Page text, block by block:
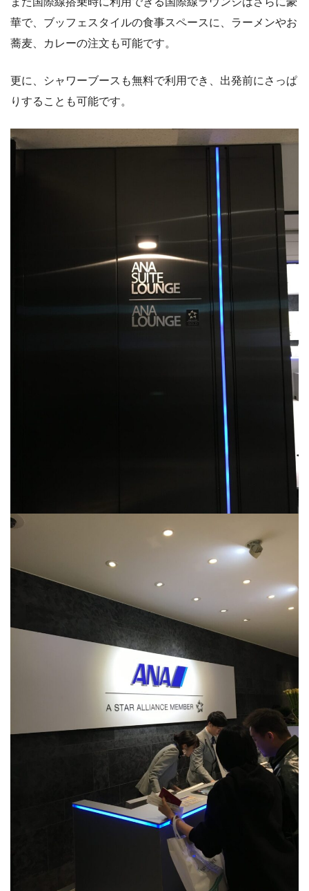
華で、ブッフェスタイルの食事スペースに、ラーメンやお
蕎麦、カレーの注文も可能です。
更に、シャワーブースも無料で利用でき、出発前にさっぱ
りすることも可能です。